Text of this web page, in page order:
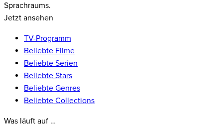
Sprachraums.
Jetzt ansehen
TV-Programm
Beliebte Filme
Beliebte Serien
Beliebte Stars
Beliebte Genres
Beliebte Collections
Was läuft auf …